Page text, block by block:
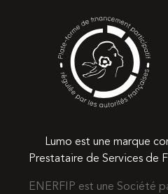
Lumo est une marque
Prestataire de Services de
ENERFIP est une Société